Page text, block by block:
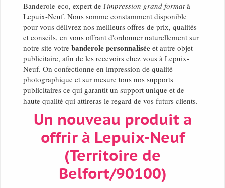
Banderole-eco, expert de l'impression grand formatà
Lepuix-Neuf. Nous somme constamment disponible
pour vous délivrez nos meilleurs offres de prix, qualités
et conseils, en vous offrant d'ordonner naturellement sur
notre site votre banderole personnalisée et autre objet
publicitaire, afin de les recevoirs chez vous à Lepuix-
Neuf. On confectionne en impression de qualité
photographique et sur mesure tous nos supports
publicitaires ce qui garantit un support unique et de
haute qualité qui attireras le regard de vos futurs clients.
Un nouveau produit a
offrir à Lepuix-Neuf
(Territoire de
Belfort/90100)